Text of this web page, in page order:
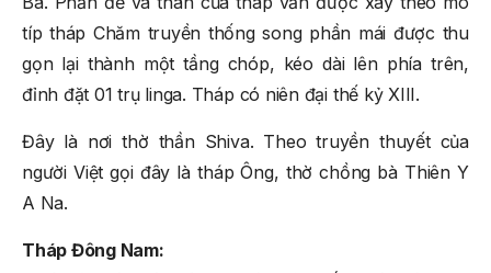
típ tháp Chăm truyền thống song phần mái được thu
gọn lại thành một tầng chóp, kéo dài lên phía trên,
đỉnh đặt 01 trụ linga. Tháp có niên đại thế kỷ XIII.
Đây là nơi thờ thần Shiva. Theo truyền thuyết của
người Việt gọi đây là tháp Ông, thờ chồng bà Thiên Y
A Na.
Tháp Đông Nam: